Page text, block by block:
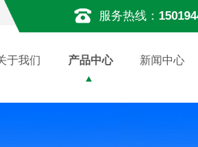
服务热线：
于我们 产品中心 新闻中心